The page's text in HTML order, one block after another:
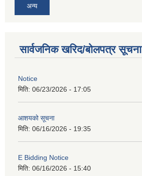
अन्य
सार्वजनिक खरिद/बोलपत्र सूचना
Notice
मिति: 06/23/2026 - 17:05
आशयको सूचना
मिति: 06/16/2026 - 19:35
E Bidding Notice
मिति: 06/16/2026 - 15:40